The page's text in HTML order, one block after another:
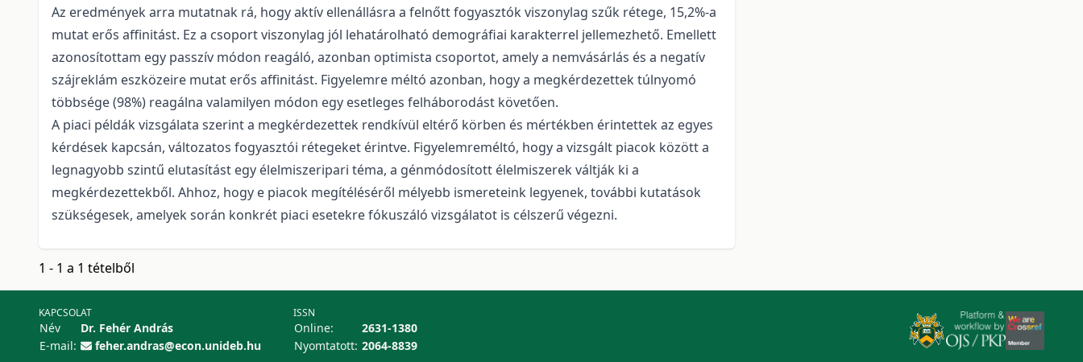
Az eredmények arra mutatnak rá, hogy aktív ellenállásra a felnőtt fogyasztók viszonylag szűk rétege, 15,2%-a
mutat erős affinitást. Ez a csoport viszonylag jól lehatárolható demográfiai karakterrel jellemezhető. Emellett
azonosítottam egy passzív módon reagáló, azonban optimista csoportot, amely a nemvásárlás és a negatív
szájreklám eszközeire mutat erős affinitást. Figyelemre méltó azonban, hogy a megkérdezettek túlnyomó
többsége (98%) reagálna valamilyen módon egy esetleges felháborodást követően.
A piaci példák vizsgálata szerint a megkérdezettek rendkívül eltérő körben és mértékben érintettek az egyes
kérdések kapcsán, változatos fogyasztói rétegeket érintve. Figyelemreméltó, hogy a vizsgált piacok között a
legnagyobb szintű elutasítást egy élelmiszeripari téma, a génmódosított élelmiszerek váltják ki a
megkérdezettekből. Ahhoz, hogy e piacok megítéléséről mélyebb ismereteink legyenek, további kutatások
szükségesek, amelyek során konkrét piaci esetekre fókuszáló vizsgálatot is célszerű végezni.
1 - 1 a 1 tételből
KAPCSOLAT
Név
Dr. Fehér András
E-mail:
feher.andras@econ.unideb.hu
ISSN
Online:
2631-1380
Nyomtatott: 2064-8839